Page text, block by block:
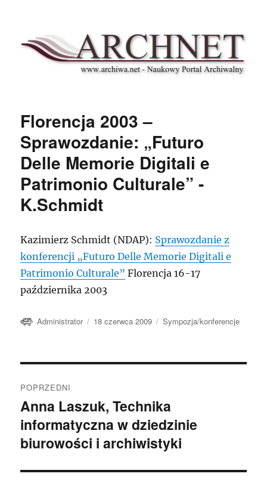
Archnet
Florencja 2003 –
Sprawozdanie: „Futuro
Delle Memorie Digitali e
Patrimonio Culturale” -
K.Schmidt
Kazimierz Schmidt (NDAP): Sprawozdanie z
konferencji „Futuro Delle Memorie Digitali e
Patrimonio Culturale” Florencja 16-17
października 2003
Autor
Administrator
Data
18 czerwca 2009 Kategorie
Sympozja/konferencje
wpisu
POPRZEDNI
Poprzedni
wpis:
Anna Laszuk, Technika
informatyczna w dziedzinie
biurowości i archiwistyki